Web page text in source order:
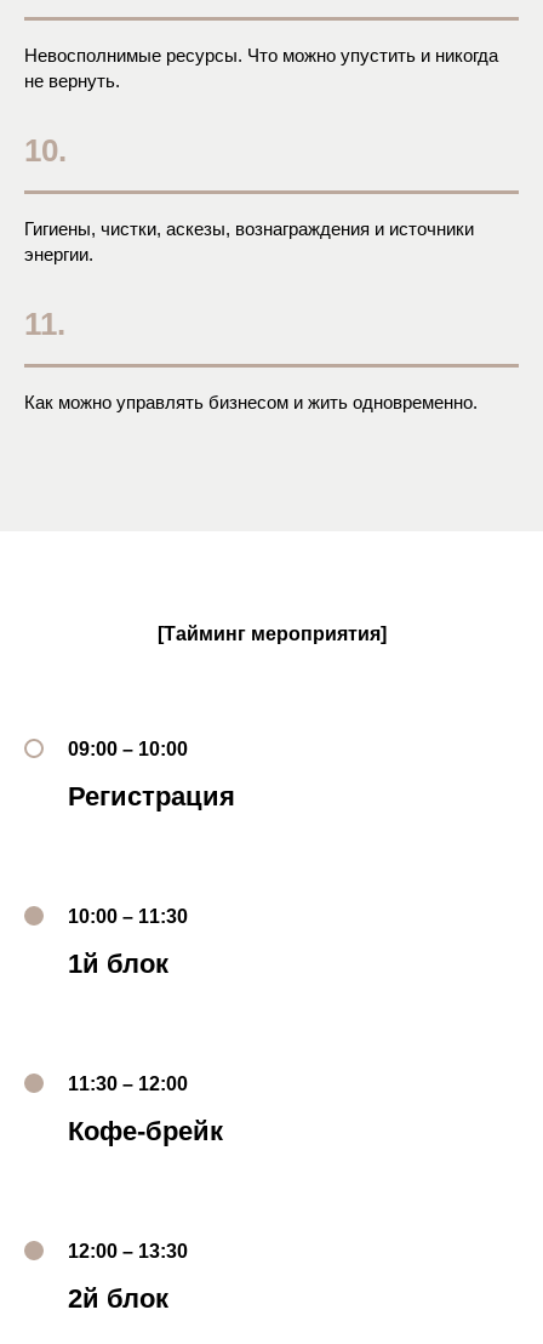
Невосполнимые ресурсы. Что можно упустить и никогда
не вернуть.
10.
Гигиены, чистки, аскезы, вознаграждения и источники
энергии.
11.
Как можно управлять бизнесом и жить одновременно.
[Тайминг мероприятия]
09:00 – 10:00
Регистрация
10:00 – 11:30
1й блок
11:30 – 12:00
Кофе-брейк
12:00 – 13:30
2й блок